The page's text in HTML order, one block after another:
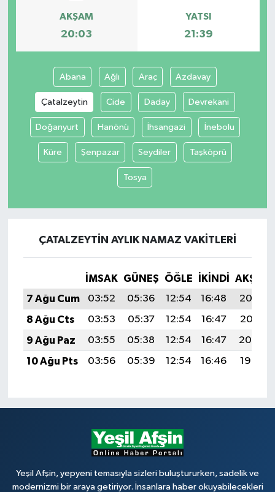
AKŞAM
20:03
YATSI
21:39
Abana Ağlı Araç Azdavay
Çatalzeytin Cide Daday Devrekani
Doğanyurt Hanönü İhsangazi İnebolu
Küre Şenpazar Seydiler Taşköprü
Tosya
ÇATALZEYTIN AYLIK NAMAZ VAKITLERI
İMSAK GÜNEŞ ÖĞLE İKINDI
AKŞAM
7 Ağu Cum
03:52 05:36 12:54 16:48
20:03
8 Ağu Cts
03:53 05:37 12:54 16:47
20:01
9 Ağu Paz
03:55 05:38 12:54 16:47
20:00
10 Ağu Pts
03:56 05:39 12:54 16:46 19:59
Yeşil Afşin, yepyeni temasıyla sizleri buluştururken, sadelik ve
modernizmi bir araya getiriyor. İnsanlara haber okuyabilecekleri